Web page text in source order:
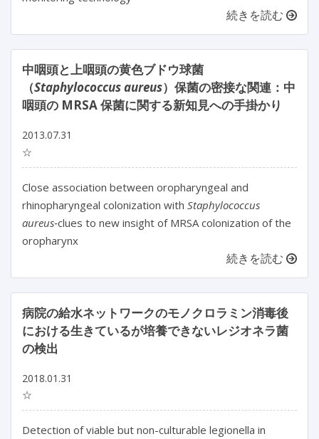
続きを読む
中咽頭と上咽頭の黄色ブドウ球菌
（Staphylococcus aureus）保菌の密接な関連：中
咽頭の MRSA 保菌に関する新知見への手掛かり
2013.07.31
☆
Close association between oropharyngeal and
rhinopharyngeal colonization with Staphylococcus
aureus‐clues to new insight of MRSA colonization of the
oropharynx
続きを読む
病院の給水ネットワークのモノクロラミン消毒後
における生きているが培養できないレジオネラ菌
の検出
2018.01.31
☆
Detection of viable but non-culturable legionella in